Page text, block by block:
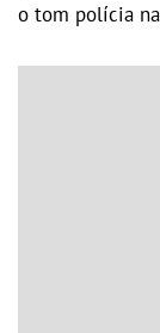
o tom polícia